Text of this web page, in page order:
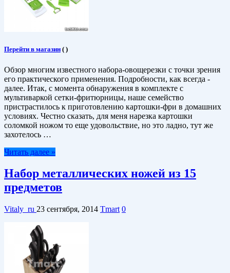
Перейти в магазин ( )
Обзор многим известного набора-овощерезки с точки зрения
его практического применения. Подробности, как всегда -
далее. Итак, с момента обнаружения в комплекте с
мультиваркой сетки-фритюрницы, наше семейство
пристрастилось к приготовлению картошки-фри в домашних
условиях. Честно сказать, для меня нарезка картошки
соломкой ножом то еще удовольствие, но это ладно, тут же
захотелось …
Читать далее »
Набор металлических ножей из 15
предметов
Vitaly_ru 23 сентября, 2014 Tmart 0